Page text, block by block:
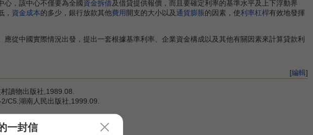
心，該中心不僅要為全國資金拆借及借貸提供報價，而且要確定利率的基準水平及上下浮動界
， 資金成本的多少，銀行放款其他費用 開支的大小以及通貨膨脹的因素，使利率杠桿有效地發揮
應從中國實際情況出發，提出一套根據基準利率、企業資金構成以及其他有關因素來計算貸款利
[編輯]
讀物出版社,1989.08.
C5.湖南人民出版社,1999.09.
一封信